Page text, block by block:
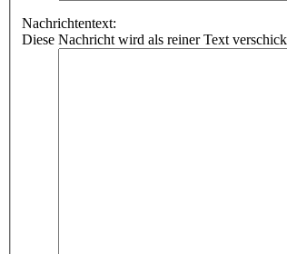
Nachrichtentext:
Diese Nachricht wird als reiner Text